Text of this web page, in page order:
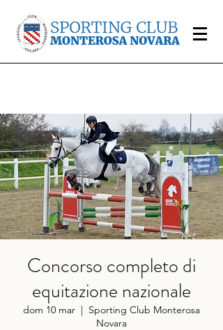
Concorso completo di
equitazione nazionale
dom 10 mar
  |
Sporting Club Monterosa
Novara